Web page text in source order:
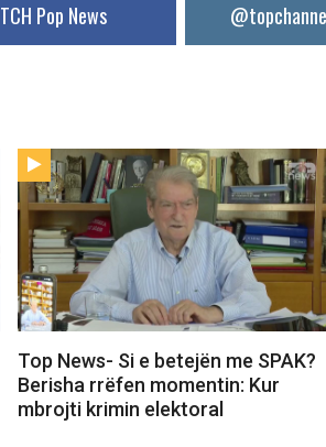
TCH Pop News
Top News- Si e betejën me SPAK?
Berisha rrëfen momentin: Kur
mbrojti krimin elektoral